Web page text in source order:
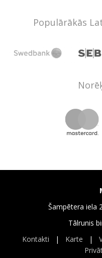
Populārākās
Šampētera iela
Tālrunis
Kontakti | Karte |